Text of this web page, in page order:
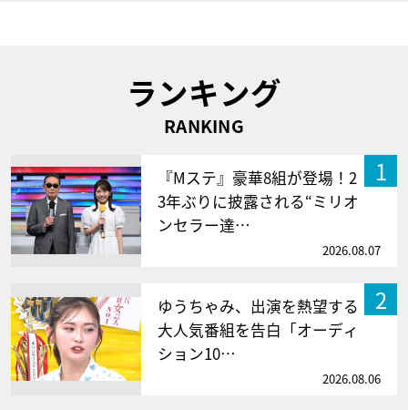
ランキング
RANKING
1
『Mステ』豪華8組が登場！2
3年ぶりに披露される“ミリオ
ンセラー達…
2026.08.07
2
ゆうちゃみ、出演を熱望する
大人気番組を告白「オーディ
ション10…
2026.08.06